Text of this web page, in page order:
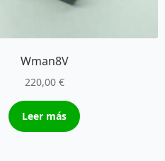
Wman8V
220,00 €
Leer más